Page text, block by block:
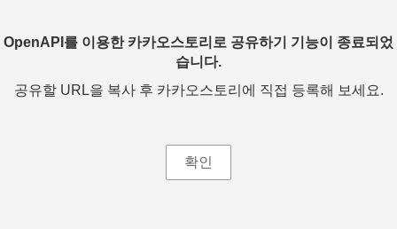
OpenAPI를 이용한 카카오스토리로 공유하기 기능이 종료되었
습니다.
공유할 URL을 복사 후 카카오스토리에 직접 등록해 보세요.
확인